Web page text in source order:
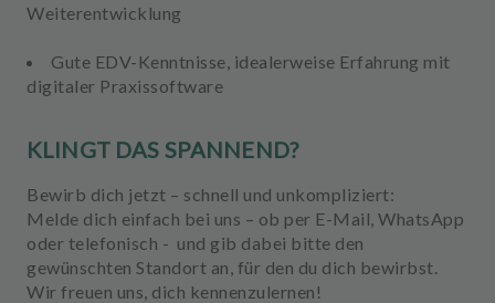
Weiterentwicklung
Gute EDV-Kenntnisse, idealerweise Erfahrung mit
digitaler Praxissoftware
KLINGT DAS SPANNEND?
Bewirb dich jetzt – schnell und unkompliziert:
Melde dich einfach bei uns – ob per E-Mail, WhatsApp
oder telefonisch - und gib dabei bitte den
gewünschten Standort an, für den du dich bewirbst.
Wir freuen uns, dich kennenzulernen!